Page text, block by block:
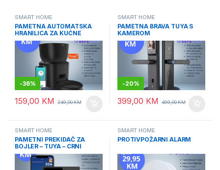
SMART HOME
PAMETNA AUTOMATSKA
HRANILICA ZA KUĆNE
LJUBIMCE TUYA
-36%
159,00 KM 249,00KM
SMART HOME
PAMETNA BRAVA TUYA S
KAMEROM
-20%
399,00 KM 499,00KM
SMART HOME
PAMETNI PREKIDAČ ZA
BOJLER – TUYA – CRNI
SMART HOME
PROTIVPOŽARNI ALARM